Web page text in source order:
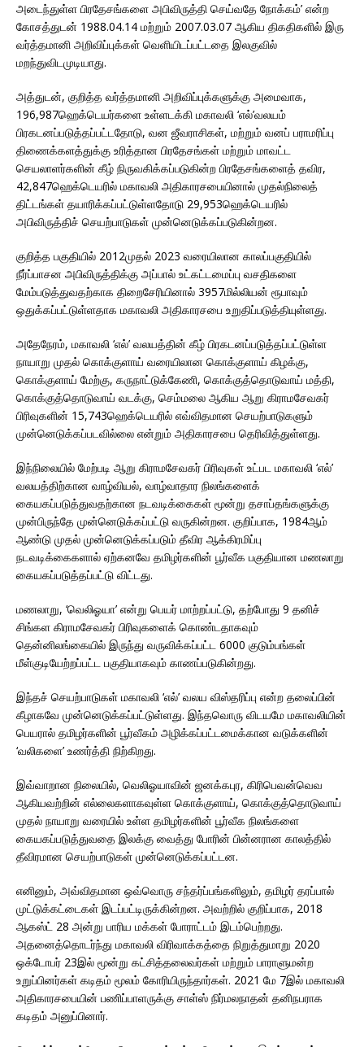
அடைந்துள்ள பிரதேசங்களை அபிவிருத்தி செய்வதே நோக்கம்’ என்ற
கோசத்துடன் 1988.04.14 மற்றும் 2007.03.07 ஆகிய திகதிகளில் இரு
வர்த்தமானி அறிவிப்புக்கள் வெளியிடப்பட்டதை இலகுவில்
மறந்துவிடமுடியாது.
அத்துடன், குறித்த வர்த்தமானி அறிவிப்புக்களுக்கு அமைவாக,
196,987ஹெக்டெயர்களை உள்ளடக்கி மகாவலி ‘எல்’வலயம்
பிரகடனப்படுத்தப்பட்டதோடு, வன ஜீவராசிகள், மற்றும் வனப் பராமரிப்பு
திணைக்களத்துக்கு உரித்தான பிரதேசங்கள் மற்றும் மாவட்ட
செயலாளர்களின் கீழ் நிருவகிக்கப்படுகின்ற பிரதேசங்களைத் தவிர,
42,847ஹெக்டெயரில் மகாவலி அதிகாரசபையினால் முதல்நிலைத்
திட்டங்கள் தயாரிக்கப்பட்டுள்ளதோடு 29,953ஹெக்டெயரில்
அபிவிருத்திச் செயற்பாடுகள் முன்னெடுக்கப்படுகின்றன.
குறித்த பகுதியில் 2012முதல் 2023 வரையிலான காலப்பகுதியில்
நீர்ப்பாசன அபிவிருத்திக்கு அப்பால் உட்கட்டமைப்பு வசதிகளை
மேம்படுத்துவதற்காக திறைசேரியினால் 3957மில்லியன் ரூபாவும்
ஒதுக்கப்பட்டுள்ளதாக மகாவலி அதிகாரசபை உறுதிப்படுத்தியுள்ளது.
அதேநேரம், மகாவலி ‘எல்’ வலயத்தின் கீழ் பிரகடனப்படுத்தப்பட்டுள்ள
நாயாறு முதல் கொக்குளாய் வரையிலான கொக்குளாய் கிழக்கு,
கொக்குளாய் மேற்கு, கருநாட்டுக்கேணி, கொக்குத்தொடுவாய் மத்தி,
கொக்குத்தொடுவாய் வடக்கு, செம்மலை ஆகிய ஆறு கிராமசேவகர்
பிரிவுகளின் 15,743ஹெக்டெயரில் எவ்விதமான செயற்பாடுகளும்
முன்னெடுக்கப்படவில்லை என்றும் அதிகாரசபை தெரிவித்துள்ளது.
இந்நிலையில் மேற்படி ஆறு கிராமசேவகர் பிரிவுகள் உட்பட மகாவலி ‘எல்’
வலயத்திற்கான வாழ்வியல், வாழ்வாதார நிலங்களைக்
கையகப்படுத்துவதற்கான நடவடிக்கைகள் மூன்று தசாப்தங்களுக்கு
முன்பிருந்தே முன்னெடுக்கப்பட்டு வருகின்றன. குறிப்பாக, 1984ஆம்
ஆண்டு முதல் முன்னெடுக்கப்படும் தீவிர ஆக்கிரமிப்பு
நடவடிக்கைகளால் ஏற்கனவே தமிழர்களின் பூர்வீக பகுதியான மணலாறு
கையகப்படுத்தப்பட்டு விட்டது.
மணலாறு, ‘வெலிஓயா’ என்று பெயர் மாற்றப்பட்டு, தற்போது 9 தனிச்
சிங்கள கிராமசேவகர் பிரிவுகளைக் கொண்டதாகவும்
தென்னிலங்கையில் இருந்து வருவிக்கப்பட்ட 6000 குடும்பங்கள்
மீள்குடியேற்றப்பட்ட பகுதியாகவும் காணப்படுகின்றது.
இந்தச் செயற்பாடுகள் மகாவலி ‘எல்’ வலய விஸ்தரிப்பு என்ற தலைப்பின்
கீழாகவே முன்னெடுக்கப்பட்டுள்ளது. இந்தவொரு விடயமே மகாவலியின்
பெயரால் தமிழர்களின் பூர்வீகம் அழிக்கப்பட்டமைக்கான வடுக்களின்
‘வலிகளை’ உணர்த்தி நிற்கிறது.
இவ்வாறான நிலையில், வெலிஓயாவின் ஜனக்கபுர, கிரிபெவன்வெவ
ஆகியவற்றின் எல்லைகளாகவுள்ள கொக்குளாய், கொக்குத்தொடுவாய்
முதல் நாயாறு வரையில் உள்ள தமிழர்களின் பூர்வீக நிலங்களை
கையகப்படுத்துவதை இலக்கு வைத்து போரின் பின்னரான காலத்தில்
தீவிரமான செயற்பாடுகள் முன்னெடுக்கப்பட்டன.
எனினும், அவ்விதமான ஒவ்வொரு சந்தர்ப்பங்களிலும், தமிழர் தரப்பால்
முட்டுக்கட்டைகள் இடப்பட்டிருக்கின்றன. அவற்றில் குறிப்பாக, 2018
ஆகஸ்ட் 28 அன்று பாரிய மக்கள் போராட்டம் இடம்பெற்றது.
அதனைத்தொடர்ந்து மகாவலி விரிவாக்கத்தை நிறுத்துமாறு 2020
ஒக்டோபர் 23இல் மூன்று கட்சித்தலைவர்கள் மற்றும் பாராளுமன்ற
உறுப்பினர்கள் கடிதம் மூலம் கோரியிருந்தார்கள். 2021 மே 7இல் மகாவலி
அதிகாரசபையின் பணிப்பாளருக்கு சாள்ஸ் நிர்மலநாதன் தனிநபராக
கடிதம் அனுப்பினார்.